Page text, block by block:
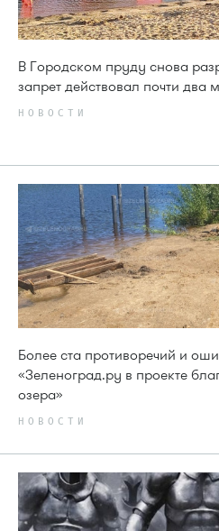
В Городском пруду снова
запрет действовал почти два
НОВОСТИ
Более ста противоречий и
«Зеленоград.ру в проекте
озера»
НОВОСТИ